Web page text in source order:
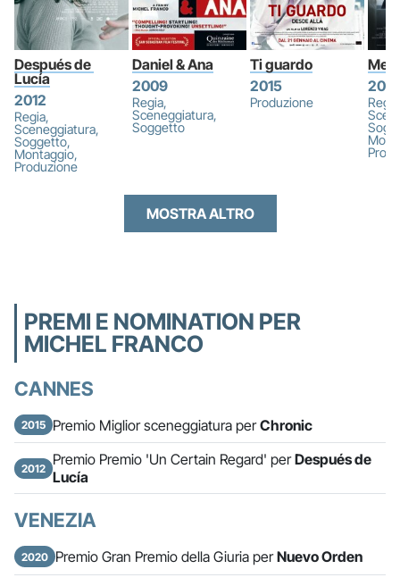
Después de
Lucía
2012
Regia,
Sceneggiatura,
Soggetto,
Montaggio,
Produzione
Daniel & Ana
2009
Regia,
Sceneggiatura,
Soggetto
Ti guardo
2015
Produzione
MOSTRA ALTRO
PREMI E NOMINATION PER
MICHEL FRANCO
CANNES
2015 Premio Miglior sceneggiatura perChronic
2012 Premio Premio 'Un Certain Regard' perDespués de
Lucía
VENEZIA
2020 Premio Gran Premio della Giuria perNuevo Orden